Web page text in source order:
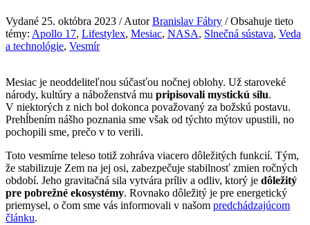
Vydané 25. októbra 2023 / AutorBranislav Fábry / Obsahuje tieto
témy: Apollo 17, Lifestylex, Mesiac, NASA, Slnečná sústava, Veda
a technológie, Vesmír
Mesiac je neoddeliteľnou súčasťou nočnej oblohy. Už staroveké
národy, kultúry a náboženstvá mu pripisovali mystickú silu.
V niektorých z nich bol dokonca považovaný za božskú postavu.
Prehĺbením nášho poznania sme však od týchto mýtov upustili, no
pochopili sme, prečo v to verili.
Toto vesmírne teleso totiž zohráva viacero dôležitých funkcií. Tým,
že stabilizuje Zem na jej osi, zabezpečuje stabilnosť zmien ročných
období. Jeho gravitačná sila vytvára príliv a odliv, ktorý je dôležitý
pre pobrežné ekosystémy. Rovnako dôležitý je pre energetický
priemysel, o čom sme vás informovali v našom predchádzajúcom
článku.